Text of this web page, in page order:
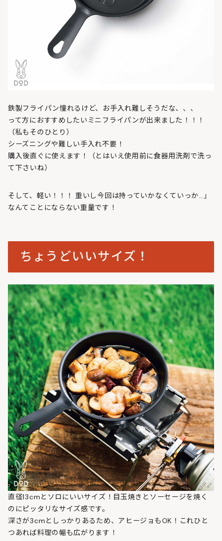
鉄製フライパン憧れるけど、お手入れ難しそうだな、、、
って方におすすめしたいミニフライパンが出来ました！！！
（私もそのひとり）
シーズニングや難しい手入れ不要！
購入後直ぐに使えます！（とはいえ使用前に食器用洗剤で洗っ
て下さいね）
そして、軽い！！！ 重いし今回は持っていかなくていっか…」
なんてことにならない重量です！
ちょうどいいサイズ！
直径13cmとソロにいいサイズ！目玉焼きとソーセージを焼く
のにピッタリなサイズ感です。
深さが3cmとしっかりあるため、アヒージョもOK！これひと
つあれば料理の幅も広がります！